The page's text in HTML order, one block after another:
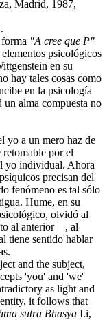
Madrid, 1987,
"A cree que P"
psicológicos
en su
hay tales cosas como
en la psicología
un alma compuesta no
yo a un mero haz de
retomable por el
yo individual. Ahora
precisan del
fenómeno es tal sólo
Hume, en su
olvidó al
al anterior—, al
tiene sentido hablar
and the subject,
'you' and 'we'
as light and
it follows that
sutra Bhasya I.i,